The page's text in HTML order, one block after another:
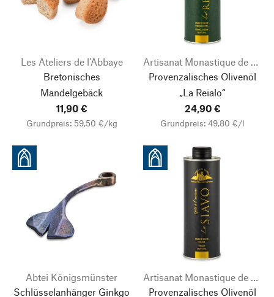
Les Ateliers de l’Abbaye
Bretonisches
Mandelgebäck
11,90 €
Grundpreis: 59,50 €/kg
Artisanat Monastique de Provence
Provenzalisches Olivenöl
„La Reïalo“
24,90 €
Grundpreis: 49,80 €/l
Abtei Königsmünster
Schlüsselanhänger Ginkgo
Artisanat Monastique de Provence
Provenzalisches Olivenöl